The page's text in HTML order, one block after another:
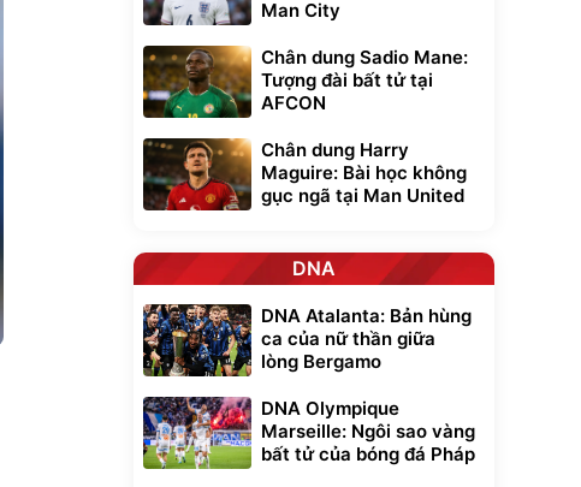
Man City
Chân dung Sadio Mane:
Tượng đài bất tử tại
AFCON
Chân dung Harry
Maguire: Bài học không
gục ngã tại Man United
DNA
DNA Atalanta: Bản hùng
ca của nữ thần giữa
lòng Bergamo
DNA Olympique
Marseille: Ngôi sao vàng
bất tử của bóng đá Pháp